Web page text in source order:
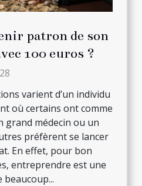
patron de son
100 euros ?
varient d’un individu
où certains ont comme
grand médecin ou un
préfèrent se lancer
En effet, pour bon
entreprendre est une